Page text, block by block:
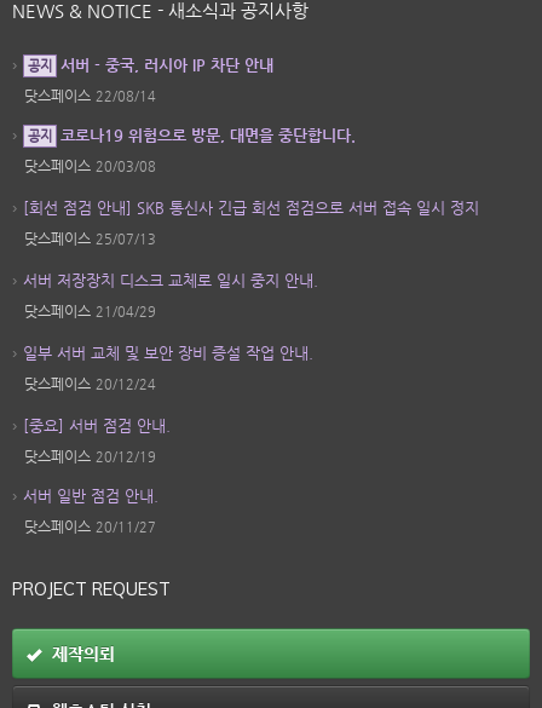
NEWS & NOTICE - 새소식과 공지사항
공지 서버 - 중국, 러시아 IP 차단 안내
닷스페이스 22/08/14
공지 코로나19 위험으로 방문, 대면을 중단합니다.
닷스페이스 20/03/08
[회선 점검 안내] SKB 통신사 긴급 회선 점검으로 서버 접속 일시 정지
닷스페이스 25/07/13
서버 저장장치 디스크 교체로 일시 중지 안내.
닷스페이스 21/04/29
일부 서버 교체 및 보안 장비 증설 작업 안내.
닷스페이스 20/12/24
[중요] 서버 점검 안내.
닷스페이스 20/12/19
서버 일반 점검 안내.
닷스페이스 20/11/27
PROJECT REQUEST
제작의뢰